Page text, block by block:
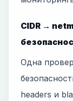
CIDR →
Одна
headers и